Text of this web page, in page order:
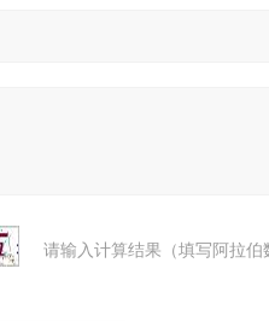
请输入计算结果（填写阿拉